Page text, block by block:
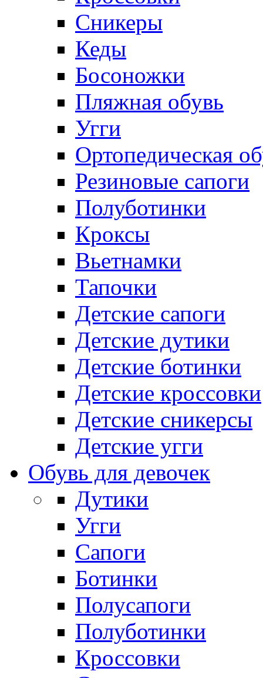
Сникеры
Кеды
Босоножки
Пляжная обувь
Угги
Ортопедическая
Резиновые сапоги
Полуботинки
Кроксы
Вьетнамки
Тапочки
Детские сапоги
Детские дутики
Детские ботинки
Детские кроссовки
Детские сникерсы
Детские угги
Обувь для девочек
Дутики
Угги
Сапоги
Ботинки
Полусапоги
Полуботинки
Кроссовки